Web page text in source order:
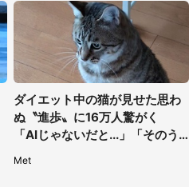
ダイエット中の猫が見せた思わ
ぬ〝進歩〟に16万人驚がく
「AIじゃないだと...」「そのう
Met